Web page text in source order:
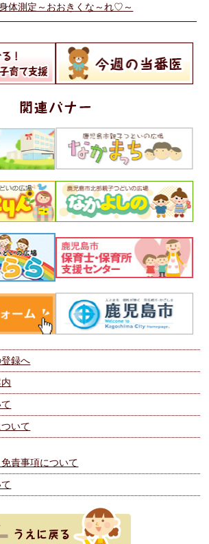
身体測定～おおきくな～れ♡～
録へ
いて
責事項について